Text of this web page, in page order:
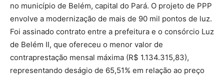
no município de Belém, capital do Pará. O projeto de PPP
envolve a modernização de mais de 90 mil pontos de luz.
Foi assinado contrato entre a prefeitura e o consórcio Luz
de Belém II, que ofereceu o menor valor de
contraprestação mensal máxima (R$ 1.134.315,83),
representando deságio de 65,51% em relação ao preço